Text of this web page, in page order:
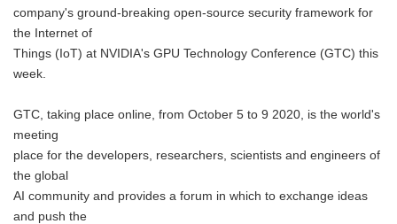
company's ground-breaking open-source security framework for
the Internet of
Things (IoT) at NVIDIA's GPU Technology Conference (GTC) this
week.
GTC, taking place online, from October 5 to 9 2020, is the world's
meeting
place for the developers, researchers, scientists and engineers of
the global
AI community and provides a forum in which to exchange ideas
and push the